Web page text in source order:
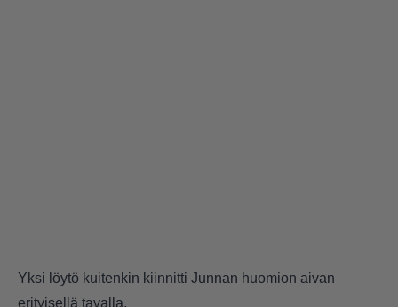
Yksi löytö kuitenkin kiinnitti Junnan huomion aivan
erityisellä tavalla.